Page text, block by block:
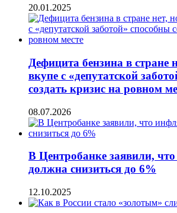
20.01.2025
Дефицита бензина в стране
вкупе с «депутатской
создать кризис на ровном
08.07.2026
В Центробанке заявили,
должна снизиться до 6%
12.10.2025